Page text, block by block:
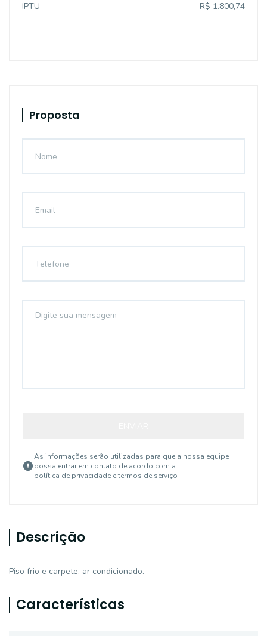
IPTU R$ 1.800,74
Proposta
As informações serão utilizadas para que a nossa equipe
possa entrar em contato de acordo com a
política de privacidade e termos de serviço
Descrição
Piso frio e carpete, ar condicionado.
Características